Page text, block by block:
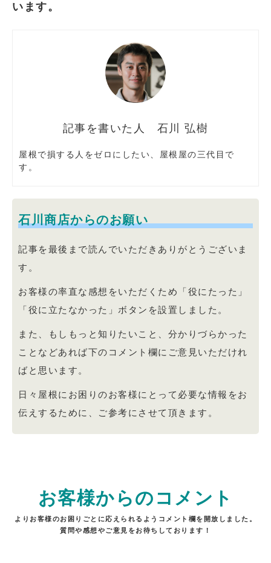
います。
石川 弘樹
屋根で損する人をゼロにしたい、屋根屋の三代目で
す。
石川商店からのお願い
記事を最後まで読んでいただきありがとうございま
す。
お客様の率直な感想をいただくため「役にたった」
「役に立たなかった」ボタンを設置しました。
また、もしもっと知りたいこと、分かりづらかった
ことなどあれば下のコメント欄にご意見いただけれ
ばと思います。
日々屋根にお困りのお客様にとって必要な情報をお
伝えするために、ご参考にさせて頂きます。
お客様からのコメント
よりお客様のお困りごとに応えられるようコメント欄を開放しました。
質問や感想やご意見をお待ちしております！